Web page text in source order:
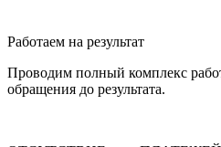
Работаем на результат
Проводим полный комплекс
обращения до результата.